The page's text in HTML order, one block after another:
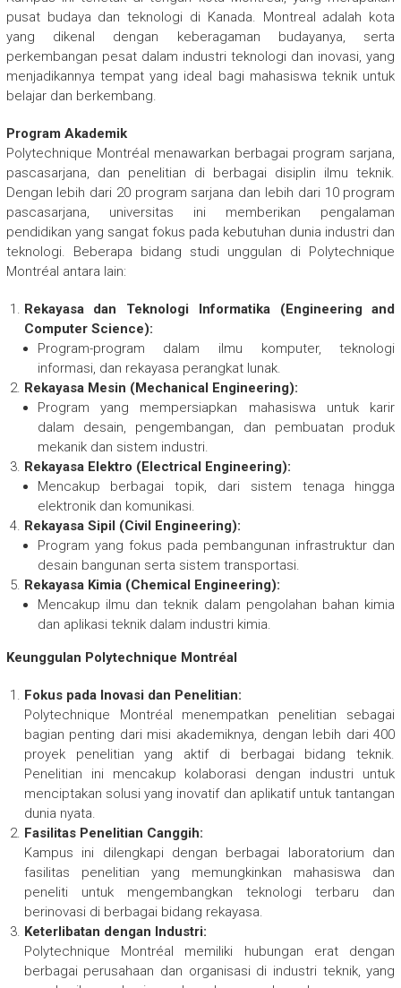
pusat budaya dan teknologi di Kanada. Montreal adalah kota
yang dikenal dengan keberagaman budayanya, serta
perkembangan pesat dalam industri teknologi dan inovasi, yang
menjadikannya tempat yang ideal bagi mahasiswa teknik untuk
belajar dan berkembang.
Program Akademik
Polytechnique Montréal menawarkan berbagai program sarjana,
pascasarjana, dan penelitian di berbagai disiplin ilmu teknik.
Dengan lebih dari 20 program sarjana dan lebih dari 10 program
pascasarjana, universitas ini memberikan pengalaman
pendidikan yang sangat fokus pada kebutuhan dunia industri dan
teknologi. Beberapa bidang studi unggulan di Polytechnique
Montréal antara lain:
Rekayasa dan Teknologi Informatika (Engineering and
Computer Science):
Program-program dalam ilmu komputer, teknologi
informasi, dan rekayasa perangkat lunak.
Rekayasa Mesin (Mechanical Engineering):
Program yang mempersiapkan mahasiswa untuk karir
dalam desain, pengembangan, dan pembuatan produk
mekanik dan sistem industri.
Rekayasa Elektro (Electrical Engineering):
Mencakup berbagai topik, dari sistem tenaga hingga
elektronik dan komunikasi.
Rekayasa Sipil (Civil Engineering):
Program yang fokus pada pembangunan infrastruktur dan
desain bangunan serta sistem transportasi.
Rekayasa Kimia (Chemical Engineering):
Mencakup ilmu dan teknik dalam pengolahan bahan kimia
dan aplikasi teknik dalam industri kimia.
Keunggulan Polytechnique Montréal
Fokus pada Inovasi dan Penelitian:
Polytechnique Montréal menempatkan penelitian sebagai
bagian penting dari misi akademiknya, dengan lebih dari 400
proyek penelitian yang aktif di berbagai bidang teknik.
Penelitian ini mencakup kolaborasi dengan industri untuk
menciptakan solusi yang inovatif dan aplikatif untuk tantangan
dunia nyata.
Fasilitas Penelitian Canggih:
Kampus ini dilengkapi dengan berbagai laboratorium dan
fasilitas penelitian yang memungkinkan mahasiswa dan
peneliti untuk mengembangkan teknologi terbaru dan
berinovasi di berbagai bidang rekayasa.
Keterlibatan dengan Industri:
Polytechnique Montréal memiliki hubungan erat dengan
berbagai perusahaan dan organisasi di industri teknik, yang